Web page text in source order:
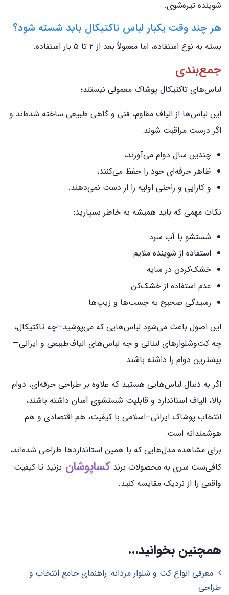
شوینده تیره‌شوی.
هر چند وقت یکبار لباس تاکتیکال باید شسته شود؟
بسته به نوع استفاده، اما معمولاً بعد از ۲ تا ۵ بار استفاده.
جمع‌بندی
لباس‌های تاکتیکال پوشاک معمولی نیستند؛
این لباس‌ها از الیاف مقاوم، فنی و گاهی طبیعی ساخته شده‌اند و
اگر درست مراقبت شوند:
چندین سال دوام می‌آورند،
ظاهر حرفه‌ای خود را حفظ می‌کنند،
و کارایی و راحتی اولیه را از دست نمی‌دهند.
نکات مهمی که باید همیشه به خاطر بسپارید:
شستشو با آب سرد
استفاده از شوینده ملایم
خشک‌کردن در سایه
عدم استفاده از خشک‌کن
رسیدگی صحیح به چسب‌ها و زیپ‌ها
این اصول باعث می‌شود لباس‌هایی که می‌پوشید—چه تاکتیکال،
چه کت‌وشلوارهای لبنانی و چه لباس‌های الیاف‌طبیعی و ایرانی—
بیشترین دوام را داشته باشند.
اگر به دنبال لباس‌هایی هستید که علاوه بر طراحی حرفه‌ای، دوام
بالا، الیاف استاندارد و قابلیت شستشوی آسان داشته باشند،
انتخاب پوشاک ایرانی–اسلامی با کیفیت، هم اقتصادی و هم
هوشمندانه است.
برای مشاهده مدل‌هایی که با همین استانداردها طراحی شده‌اند،
کافی‌ست سری به محصولات برند کساپوشان بزنید تا کیفیت
واقعی را از نزدیک مقایسه کنید.
همچنین بخوانید...
معرفی انواع کت و شلوار مردانه: راهنمای جامع انتخاب و
طراحی